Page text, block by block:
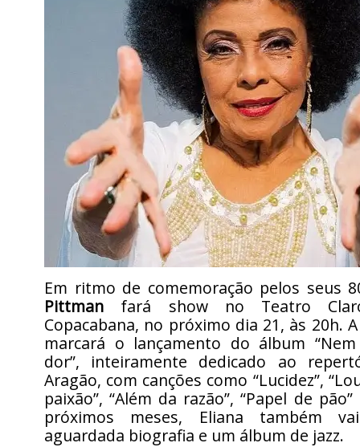
Em ritmo de comemoração pelos seus
Pittman fará show no Teatro
Copacabana, no próximo dia 21, às 20h.
marcará o lançamento do álbum
dor”, inteiramente dedicado ao
Aragão, com canções como “Lucidez”,
paixão”, “Além da razão”, “Papel de
próximos meses, Eliana também
aguardada biografia e um álbum de jazz.